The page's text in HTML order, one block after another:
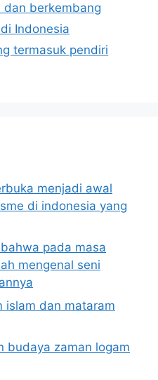
berkembang
Indonesia
termasuk pendiri
menjadi awal
di indonesia yang
pada masa
mengenal seni
islam dan mataram
budaya zaman logam